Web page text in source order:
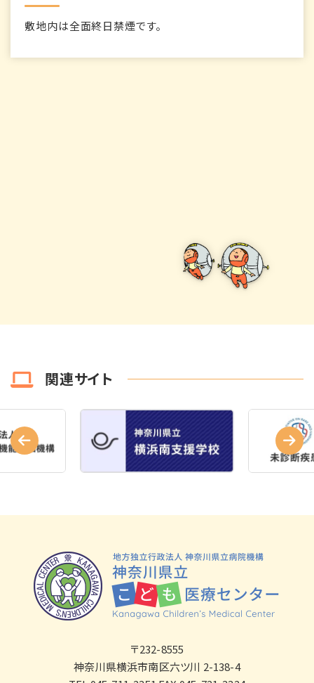
敷地内は全面終日禁煙です。
関連サイト
〒232-8555
神奈川県横浜市南区六ツ川 2-138-4